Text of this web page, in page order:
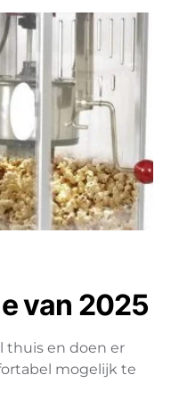
van 2025
thuis en doen er
mogelijk te